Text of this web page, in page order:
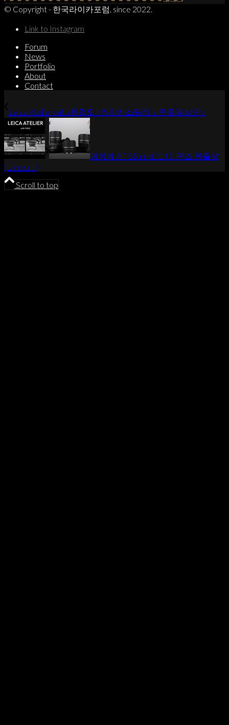
© Copyright - 한국라이카포럼, since 2022.
Link to Instagram
Forum
News
Portfolio
About
Contact
Leica Atelier with 유경오 <라이카스토리 in 은중과 상연>
메이케 AF 85mm f/1.4 II 렌즈 유출샷
(L-mount)
Scroll to top